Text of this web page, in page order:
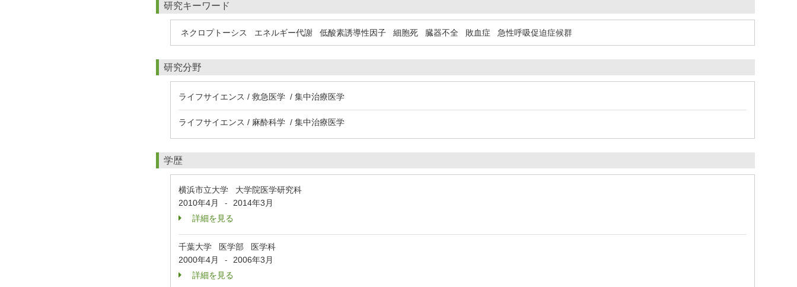
研究キーワード
ネクロプトーシス エネルギー代謝 低酸素誘導性因子 細胞死 臓器不全 敗血症 急性呼吸促迫症候群
研究分野
ライフサイエンス / 救急医学 / 集中治療医学
ライフサイエンス / 麻酔科学 / 集中治療医学
学歴
横浜市立大学 大学院医学研究科
2010年4月
-
2014年3月
詳細を見る
千葉大学 医学部 医学科
2000年4月
-
2006年3月
詳細を見る